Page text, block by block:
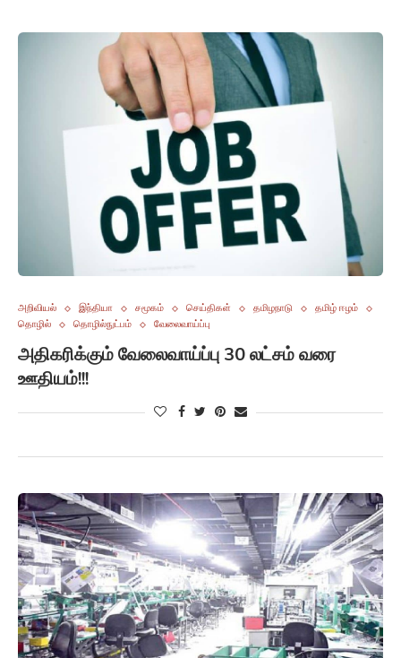
அறிவியல் இந்தியா சமூகம் செய்திகள் தமிழநாடு
தமிழ் ஈழம்
தொழில்
தொழில்நுட்பம் வேலைவாய்ப்பு
அதிகரிக்கும் வேலைவாய்ப்பு 30 லட்சம் வரை
ஊதியம்!!!